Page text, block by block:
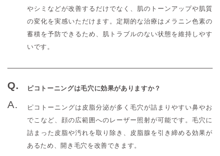
やシミなどが改善するだけでなく、肌のトーンアップや肌質
の変化を実感いただけます。定期的な治療はメラニン色素の
蓄積を予防できるため、肌トラブルのない状態を維持しやす
いです。
ピコトーニングは毛穴に効果がありますか？
ピコトーニングは皮脂分泌が多く毛穴が詰まりやすい鼻やお
でこなど、顔の広範囲へのレーザー照射が可能です。毛穴に
詰まった皮脂や汚れを取り除き、皮脂腺を引き締める効果が
あるため、開き毛穴を改善できます。